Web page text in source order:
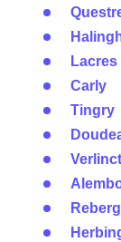
Lacres
Carly
Tingry